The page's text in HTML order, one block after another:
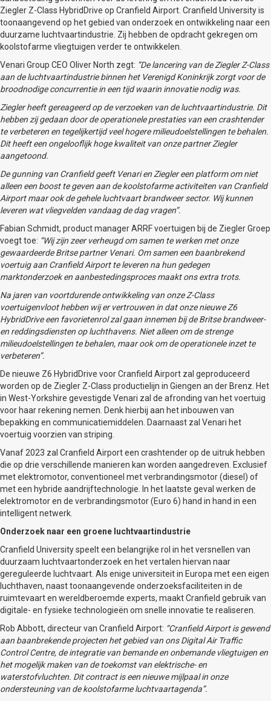
Ziegler Z-Class HybridDrive op Cranfield Airport. Cranfield University is
toonaangevend op het gebied van onderzoek en ontwikkeling naar een
duurzame luchtvaartindustrie. Zij hebben de opdracht gekregen om
koolstofarme vliegtuigen verder te ontwikkelen.
Venari Group CEO Oliver North zegt: ”De lancering van de Ziegler Z-Class
aan de luchtvaartindustrie binnen het Verenigd Koninkrijk zorgt voor de
broodnodige concurrentie in een tijd waarin innovatie nodig was.
Ziegler heeft gereageerd op de verzoeken van de luchtvaartindustrie. Dit
hebben zij gedaan door de operationele prestaties van een crashtender
te verbeteren en tegelijkertijd veel hogere milieudoelstellingen te behalen.
Dit heeft een ongelooflijk hoge kwaliteit van onze partner Ziegler
aangetoond.
De gunning van Cranfield geeft Venari en Ziegler een platform om niet
alleen een boost te geven aan de koolstofarme activiteiten van Cranfield
Airport maar ook de gehele luchtvaart brandweer sector. Wij kunnen
leveren wat vliegvelden vandaag de dag vragen”.
Fabian Schmidt, product manager ARRF voertuigen bij de Ziegler Groep
voegt toe: “Wij zijn zeer verheugd om samen te werken met onze
gewaardeerde Britse partner Venari. Om samen een baanbrekend
voertuig aan Cranfield Airport te leveren na hun gedegen
marktonderzoek en aanbestedingsproces maakt ons extra trots.
Na jaren van voortdurende ontwikkeling van onze Z-Class
voertuigenvloot hebben wij er vertrouwen in dat onze nieuwe Z6
HybridDrive een favorietenrol zal gaan innemen bij de Britse brandweer-
en reddingsdiensten op luchthavens. Niet alleen om de strenge
milieudoelstellingen te behalen, maar ook om de operationele inzet te
verbeteren”.
De nieuwe Z6 HybridDrive voor Cranfield Airport zal geproduceerd
worden op de Ziegler Z-Class productielijn in Giengen an der Brenz. Het
in West-Yorkshire gevestigde Venari zal de afronding van het voertuig
voor haar rekening nemen. Denk hierbij aan het inbouwen van
bepakking en communicatiemiddelen. Daarnaast zal Venari het
voertuig voorzien van striping.
Vanaf 2023 zal Cranfield Airport een crashtender op de uitruk hebben
die op drie verschillende manieren kan worden aangedreven. Exclusief
met elektromotor, conventioneel met verbrandingsmotor (diesel) of
met een hybride aandrijftechnologie. In het laatste geval werken de
elektromotor en de verbrandingsmotor (Euro 6) hand in hand in een
intelligent netwerk.
Onderzoek naar een groene luchtvaartindustrie
Cranfield University speelt een belangrijke rol in het versnellen van
duurzaam luchtvaartonderzoek en het vertalen hiervan naar
gereguleerde luchtvaart. Als enige universiteit in Europa met een eigen
luchthaven, naast toonaangevende onderzoeksfaciliteiten in de
ruimtevaart en wereldberoemde experts, maakt Cranfield gebruik van
digitale- en fysieke technologieën om snelle innovatie te realiseren.
Rob Abbott, directeur van Cranfield Airport: “Cranfield Airport is gewend
aan baanbrekende projecten het gebied van ons Digital Air Traffic
Control Centre, de integratie van bemande en onbemande vliegtuigen en
het mogelijk maken van de toekomst van elektrische- en
waterstofvluchten. Dit contract is een nieuwe mijlpaal in onze
ondersteuning van de koolstofarme luchtvaartagenda”.